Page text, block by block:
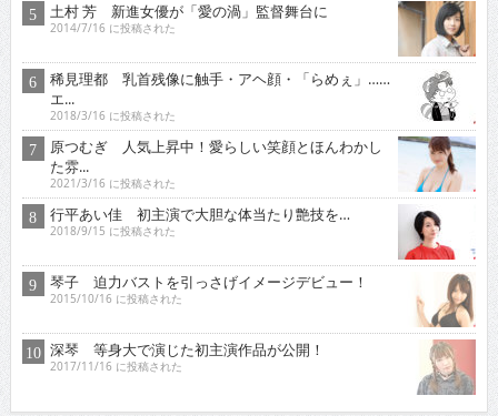
土村 芳 新進女優が「愛の渦」監督舞台に
2014/7/16 に投稿された
稀見理都 乳首残像に触手・アヘ顔・「らめぇ」……
エ...
2018/3/16 に投稿された
原つむぎ 人気上昇中！愛らしい笑顔とほんわかし
た雰...
2021/3/16 に投稿された
行平あい佳 初主演で大胆な体当たり艶技を…
2018/9/15 に投稿された
琴子 迫力バストを引っさげイメージデビュー！
2015/10/16 に投稿された
深琴 等身大で演じた初主演作品が公開！
2017/11/16 に投稿された